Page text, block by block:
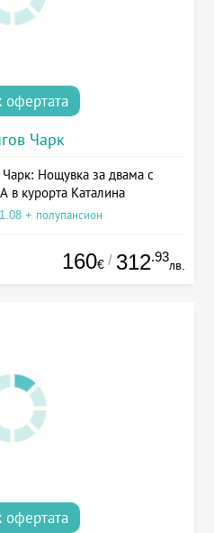
офертата
Чарк
Нощувка за двама с
в курорта Каталина
+ полупансион
160€ / 312.93
лв.
офертата